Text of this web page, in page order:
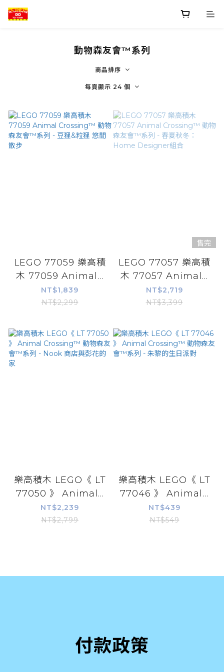
動物森友會™系列
商品排序
每頁顯示 24 個
LEGO 77059 樂高積
木 77059 Animal...
NT$1,839
NT$2,299
售完
LEGO 77057 樂高積
木 77057 Animal...
NT$2,719
NT$3,399
樂高積木 LEGO《 LT
77050 》 Animal...
NT$2,239
NT$2,799
樂高積木 LEGO《 LT
77046 》 Animal...
NT$439
NT$549
付款政策